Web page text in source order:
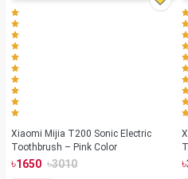
Xiaomi Mijia T200 Sonic Electric
Toothbrush – Pink Color
৳1650 ৳3010 ৳